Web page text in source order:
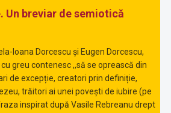
Un breviar de semiotică
Ioana Dorcescu și Eugen Dorcescu,
greu contenesc ,,să se oprească din
de excepție, creatori prin definiție,
trăitori ai unei povești de iubire (pe
inspirat după Vasile Rebreanu drept